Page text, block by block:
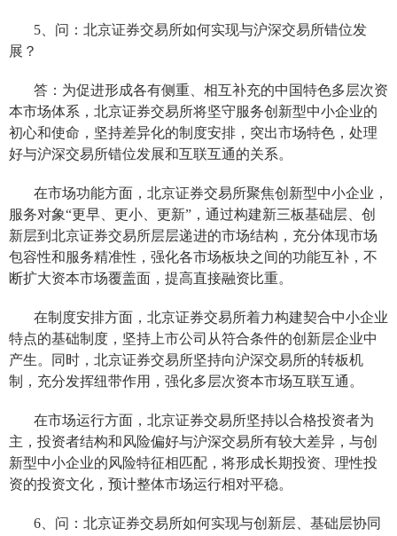
5、问：北京证券交易所如何实现与沪深交易所错位发
展？
答：为促进形成各有侧重、相互补充的中国特色多层次资
本市场体系，北京证券交易所将坚守服务创新型中小企业的
初心和使命，坚持差异化的制度安排，突出市场特色，处理
好与沪深交易所错位发展和互联互通的关系。
在市场功能方面 ， 北京证券交易所聚焦创新型中小企业，
服务对象“更早、更小、更新”，通过构建新三板基础层、创
新层到北京证券交易所层层递进的市场结构，充分体现市场
包容性和服务精准性， 强化各市场板块之间 的功能互补，不
断扩大资本市场覆盖面，提高直接融资比重。
在制度安排方面 ， 北京证券交易所着力构建契合中小企业
特点的基础制度，坚持上市公司从符合条件的创新层企业中
产生。
同时，北京证券交易所坚持向沪深交易所的转板机
制
，充分发挥纽带作用，强化多层次资本市场互联互通。
在市场运行方面 ， 北京证券交易所坚持以合格投资者为
主， 投资者结构和风险偏好与沪深交易所有较大差异，与创
新型中小企业的风险特征相匹配，将形成长期投资、理性投
资的投资文化，预计整体市场运行相对平稳。
6、问：北京证券交易所如何实现与创新层、基础层协同